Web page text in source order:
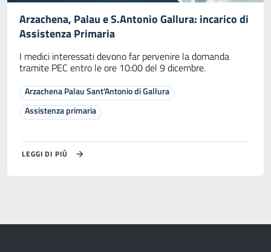
Arzachena, Palau e S.Antonio Gallura: incarico di
Assistenza Primaria
I medici interessati devono far pervenire la domanda
tramite PEC entro le ore 10:00 del 9 dicembre.
Arzachena Palau Sant'Antonio di Gallura
Assistenza primaria
LEGGI DI PIÙ